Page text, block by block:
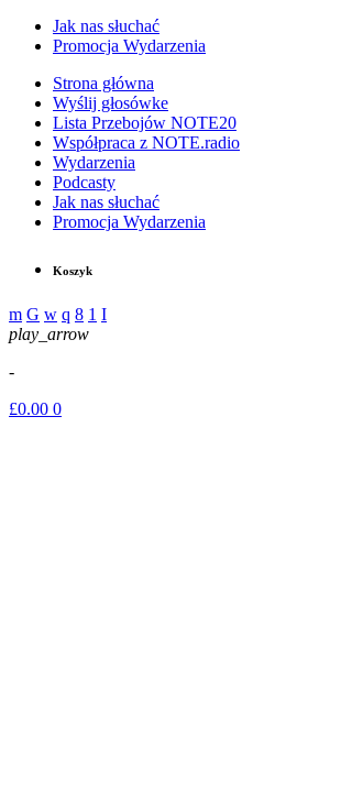
Jak nas słuchać
Promocja Wydarzenia
Strona główna
Wyślij głosówke
Lista Przebojów NOTE20
Współpraca z NOTE.radio
Wydarzenia
Podcasty
Jak nas słuchać
Promocja Wydarzenia
Koszyk
play_arrow
-
£0.00 0